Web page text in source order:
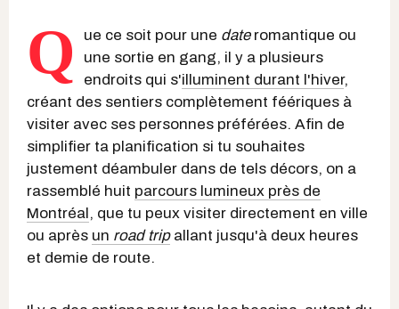
Q ue ce soit pour une date romantique ou
une sortie en gang, il y a plusieurs
endroits qui s'illuminent durant l'hiver,
créant des sentiers complètement féériques à
visiter avec ses personnes préférées. Afin de
simplifier ta planification si tu souhaites
justement déambuler dans de tels décors, on a
rassemblé huit parcours lumineux près de
Montréal, que tu peux visiter directement en ville
ou après un road tripallant jusqu'à deux heures
et demie de route.